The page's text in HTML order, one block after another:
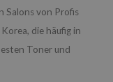
Salons von Profis
die häufig in
Toner und